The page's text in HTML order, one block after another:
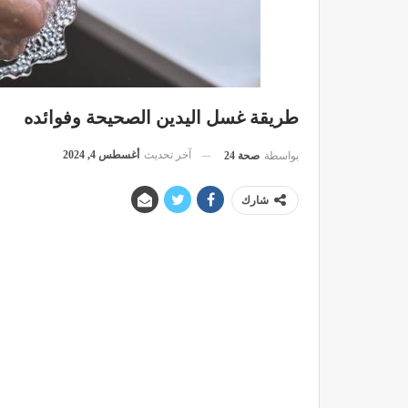
طريقة غسل اليدين الصحيحة وفوائده
بواسطة صحة 24 آخر تحديث أغسطس 4, 2024
شارك